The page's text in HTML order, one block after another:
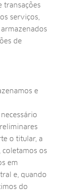
transações
serviços,
de
e
o titular, a
os
em
e, quando
do